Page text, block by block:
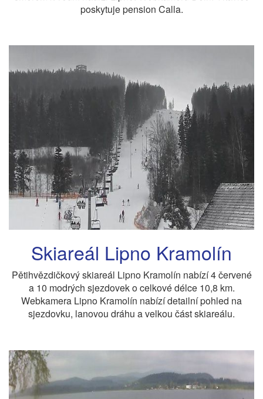
poskytuje pension Calla.
Skiareál Lipno Kramolín
Pětihvězdičkový skiareál Lipno Kramolín nabízí 4 červené
a 10 modrých sjezdovek o celkové délce 10,8 km.
Webkamera Lipno Kramolín nabízí detailní pohled na
sjezdovku, lanovou dráhu a velkou část skiareálu.